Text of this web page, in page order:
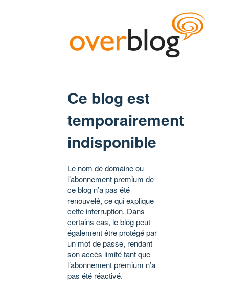
Ce blog est
temporairement
indisponible
Le nom de domaine ou
l’abonnement premium de
ce blog n’a pas été
renouvelé, ce qui explique
cette interruption. Dans
certains cas, le blog peut
également être protégé par
un mot de passe, rendant
son accès limité tant que
l’abonnement premium n’a
pas été réactivé.